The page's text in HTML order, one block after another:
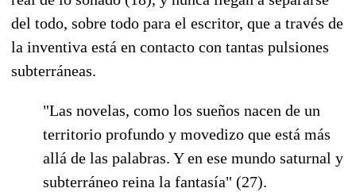
del todo, sobre todo para el escritor, que a través de
la inventiva está en contacto con tantas pulsiones
subterráneas.
"Las novelas, como los sueños nacen de un
territorio profundo y movedizo que está más
allá de las palabras. Y en ese mundo saturnal y
subterráneo reina la fantasía" (27).